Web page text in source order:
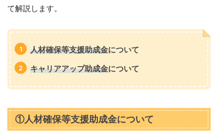
て解説します。
人材確保等支援助成金について
キャリアアップ助成金について
①人材確保等支援助成金について